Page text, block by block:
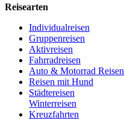
Reisearten
Individualreisen
Gruppenreisen
Aktivreisen
Fahrradreisen
Auto & Motorrad Reisen
Reisen mit Hund
Städtereisen
Winterreisen
Kreuzfahrten